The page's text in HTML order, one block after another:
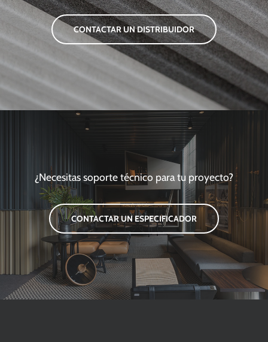
CONTACTAR UN DISTRIBUIDOR
¿Necesitas soporte técnico para tu proyecto?
CONTACTAR UN ESPECIFICADOR